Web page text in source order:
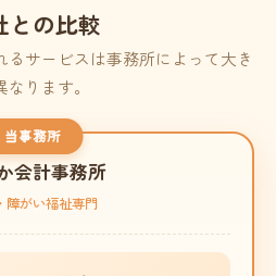
との比較
るサービスは事務所によって大き
なります。
当事務所
会計事務所
障がい福祉専門